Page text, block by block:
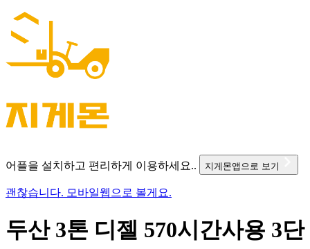
어플을 설치하고 편리하게 이용하세요.. 지게몬앱으로 보기
괜찮습니다. 모바일웹으로 볼게요.
두산 3톤 디젤 570시간사용 3단